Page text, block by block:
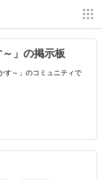
～」の掲示板
す～」のコミュニティで